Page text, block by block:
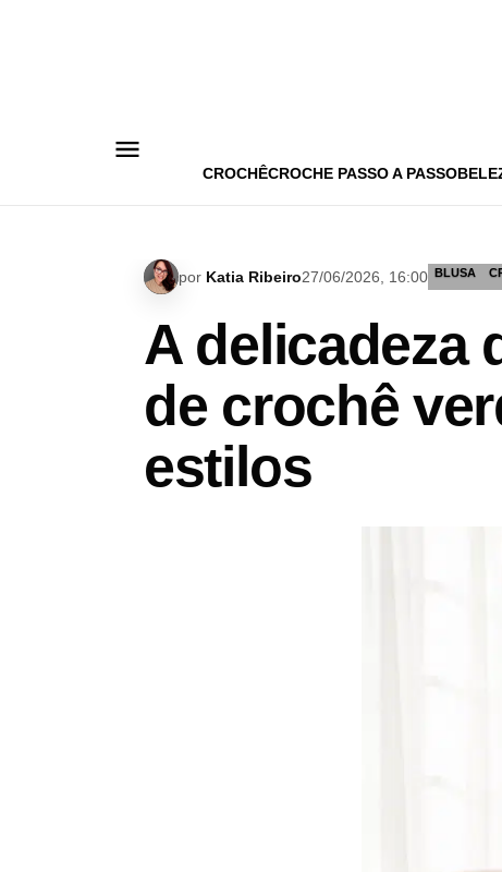
CROCHÊCROCHE PASSO A PASSO
por Katia Ribeiro27/06/2026, 16:00 BLUSA
A delicadeza
de crochê
estilos